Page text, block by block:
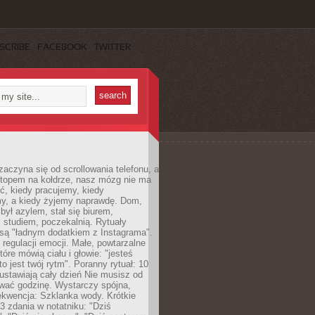
FACEBOOK TWITTER
się od scrollowania telefonu, a
na kołdrze, nasz mózg nie ma
kiedy pracujemy, kiedy
a kiedy żyjemy naprawdę. Dom,
azylem, stał się biurem,
studiem, poczekalnią. Rytuały
"ładnym dodatkiem z Instagrama".
emocji. Małe, powtarzalne
mówią ciału i głowie: "jesteś
jest twój rytm". Poranny rytuał: 10
cały dzień Nie musisz od
godzinę. Wystarczy spójna,
Szklanka wody. Krótkie
zdania w notatniku: "Dziś